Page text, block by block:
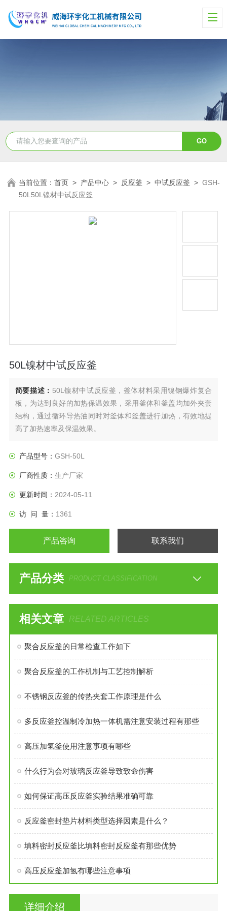
当前位置：首页 > 产品中心 > 反应釜 >中试反应釜 >GSH-
50L50L镍材中试反应釜
50L镍材中试反应釜
简要描述： 50L镍材中试反应釜，釜体材料采用镍钢爆炸复合
板，为达到良好的加热保温效果，采用釜体和釜盖均加外夹套
结构，通过循环导热油同时对釜体和釜盖进行加热，有效地提
高了加热速率及保温效果。
产品型号： GSH-50L
厂商性质： 生产厂家
更新时间： 2024-05-11
访 问 量： 1361
产品咨询 联系我们
产品分类 PRODUCT CLASSIFICATION
相关文章 RELATED ARTICLES
聚合反应釜的日常检查工作如下
聚合反应釜的工作机制与工艺控制解析
不锈钢反应釜的传热夹套工作原理是什么
多反应釜控温制冷加热一体机需注意安装过程有那些
高压加氢釜使用注意事项有哪些
什么行为会对玻璃反应釜导致致命伤害
如何保证高压反应釜实验结果准确可靠
反应釜密封垫片材料类型选择因素是什么？
填料密封反应釜比填料密封反应釜有那些优势
高压反应釜加氢有哪些注意事项
详细介绍